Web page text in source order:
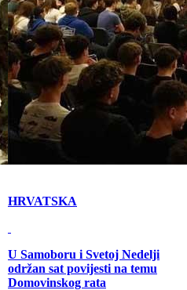
HRVATSKA
U Samoboru i Svetoj Nedelji
održan sat povijesti na temu
Domovinskog rata